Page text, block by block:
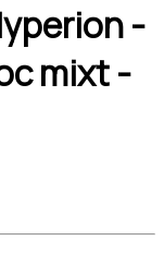
-
mixt -